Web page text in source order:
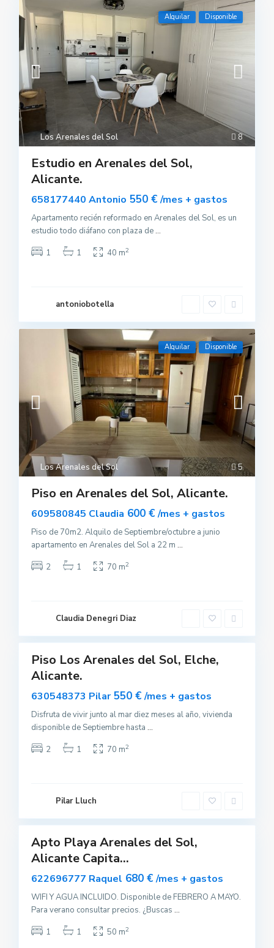
8
Los Arenales del Sol
Alquilar Disponible
Estudio en Arenales del Sol,
Alicante.
658177440 Antonio 550 €/mes + gastos
Apartamento recién reformado en Arenales del Sol, es un
estudio todo diáfano con plaza de...
1
1 40 m2
antoniobotella
5
Los Arenales del Sol
Alquilar Disponible
Piso en Arenales del Sol, Alicante.
609580845 Claudia 600 €/mes + gastos
Piso de 70m2. Alquilo de Septiembre/octubre a junio
apartamento en Arenales del Sol a 22 m ...
2
1 70 m2
Claudia Denegri Diaz
L
s
r
n
l
e
l
Piso Los Arenales del Sol, Elche,
Alicante.
630548373 Pilar550 €/mes + gastos
Disfruta de vivir junto al mar diez meses al año, vivienda
disponible de Septiembre hasta ...
2
1 70 m2
Pilar Lluch
L
s
r
e
n
l
e
l
Apto Playa Arenales del Sol,
Alicante Capita...
622696777 Raquel 680 €/mes + gastos
WIFI Y AGUA INCLUIDO. Disponible de FEBRERO A MAYO.
Para verano consultar precios. ¿Buscas ...
1
1 50 m2